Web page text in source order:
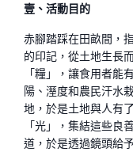
壹、活動目的
赤腳踏踩在田畝間，
的印記，從土地生長
「糧」，讓食用者能
陽、溼度和農民汗水
地，於是土地與人有
「光」，集結這些良
道，於是透過鏡頭給